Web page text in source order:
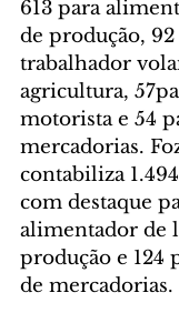
613 para
de produção,
trabalhador
agricultura,
motorista e 54
mercadorias.
contabiliza
com destaque
alimentador de
produção e 124
de mercadorias.